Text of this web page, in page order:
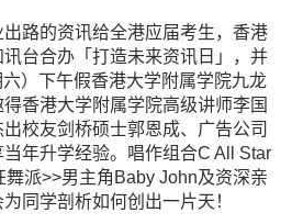
路的资讯给全港应届考生，香港
台合办「打造未来资讯日」，并
）下午假香港大学附属学院九龙
香港大学附属学院高级讲师李国
校友剑桥硕士郭恩成、广告公司
年升学经验。唱作组合C All Star
舞派>>男主角Baby John及资深亲
同学剖析如何创出一片天！